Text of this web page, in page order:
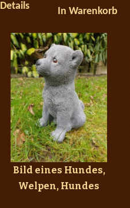
Details
In Warenkorb
Bild eines Hundes,
Welpen, Hundes